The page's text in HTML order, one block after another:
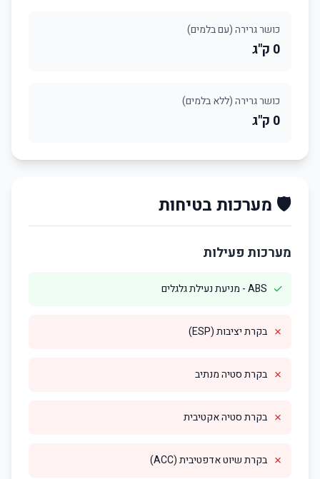
כושר גרירה (עם בלמים)
0 ק"ג
כושר גרירה (ללא בלמים)
0 ק"ג
🛡️ מערכות בטיחות
מערכות פעילות
✓ ABS - מניעת נעילת גלגלים
✗ בקרת יציבות (ESP)
✗ בקרת סטיה מנתיב
✗ בקרת סטיה אקטיבית
✗ בקרת שיוט אדפטיבית (ACC)